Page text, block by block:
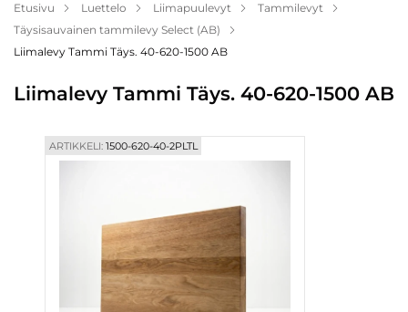
Maksu
Yrityksen
Blogi
Etusivu Luettelo Liimapuulevyt
Tammilevyt
Täysisauvainen tammilevy Select (AB)
Liimalevy Tammi Täys. 40-620-1500 AB
Liimalevy Tammi Täys. 40-620-1500 AB
ARTIKKELI:1500-620-40-2PLTL